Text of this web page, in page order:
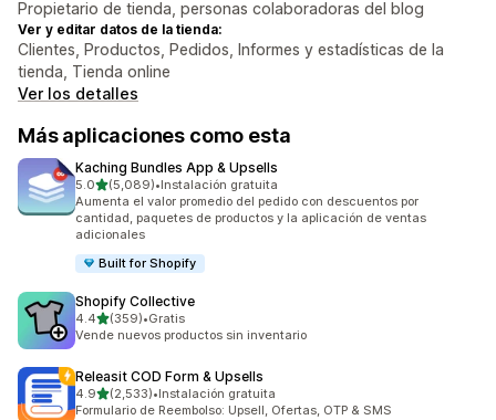
Propietario de tienda, personas colaboradoras del blog
Ver y editar datos de la tienda:
Clientes, Productos, Pedidos, Informes y estadísticas de la
tienda, Tienda online
Ver los detalles
Más aplicaciones como esta
Kaching Bundles App & Upsells
5.0de 5 estrellas
(5,089)
5089 reseñas en total
•Instalación gratuita
Aumenta el valor promedio del pedido con descuentos por
cantidad, paquetes de productos y la aplicación de ventas
adicionales
Built for Shopify
Shopify Collective
4.4de 5 estrellas
(359)
359 reseñas en total
•Gratis
Vende nuevos productos sin inventario
Releasit COD Form & Upsells
4.9de 5 estrellas
(2,533)
2533 reseñas en total
•Instalación gratuita
Formulario de Reembolso: Upsell, Ofertas, OTP & SMS